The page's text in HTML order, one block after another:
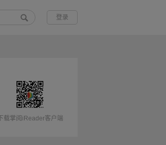
登录
下载掌阅iReader客户端